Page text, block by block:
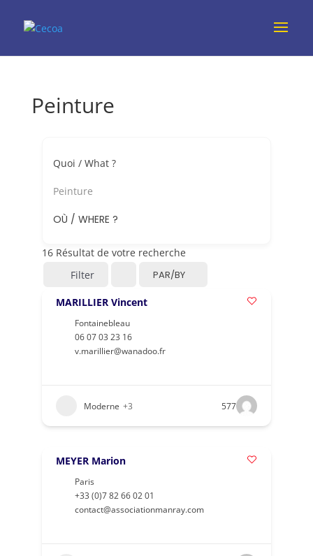
Peinture
Quoi / What ?
Peinture
OÙ / WHERE ?
16Résultat de votre recherche
Filter
PAR/BY
MARILLIER Vincent
Fontainebleau
06 07 03 23 16
v.marillier@wanadoo.fr
Moderne +3 577
MEYER Marion
Paris
+33 (0)7 82 66 02 01
contact@associationmanray.com